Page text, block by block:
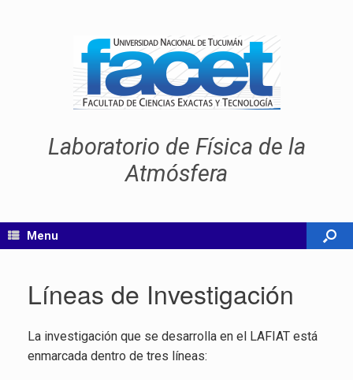
Laboratorio de Física de la
Atmósfera
Menu
Líneas de Investigación
La investigación que se desarrolla en el LAFIAT está
enmarcada dentro de tres líneas: